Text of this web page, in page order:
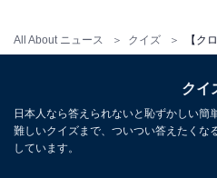
All About ニュース クイズ
クイ
日本人なら答えられないと恥ずかしい簡
難しいクイズまで、ついつい答えたくな
しています。